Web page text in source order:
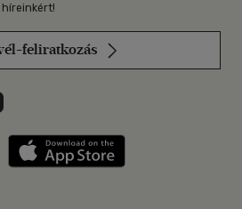
feliratkozás
on
Instagramon
Libri a LinkedInen
applikáció Szerezd meg: Google